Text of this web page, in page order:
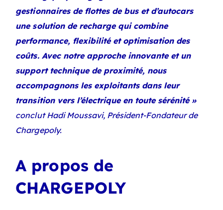
gestionnaires de flottes de bus et d’autocars
une solution de recharge qui combine
performance, flexibilité et optimisation des
coûts. Avec notre approche innovante et un
support technique de proximité, nous
accompagnons les exploitants dans leur
transition vers l’électrique en toute sérénité »
conclut Hadi Moussavi, Président-Fondateur de
Chargepoly.
A propos de
CHARGEPOLY